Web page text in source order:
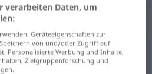
"stottern"
verarbeiten Daten, um
Geräteeigenschaften zur
von und/oder Zugriff auf
Personalisierte Werbung und Inhalte,
Zielgruppenforschung und